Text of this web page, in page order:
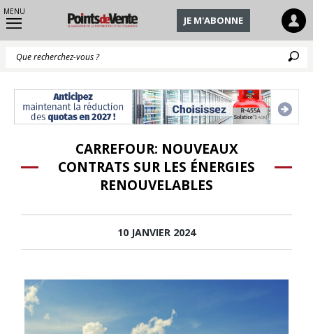
MENU
JE M'ABONNE
CARREFOUR: NOUVEAUX
CONTRATS SUR LES ÉNERGIES
RENOUVELABLES
10 JANVIER 2024